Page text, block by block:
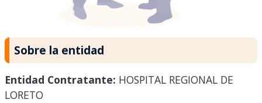
Sobre la entidad
Entidad Contratante: HOSPITAL REGIONAL DE
LORETO